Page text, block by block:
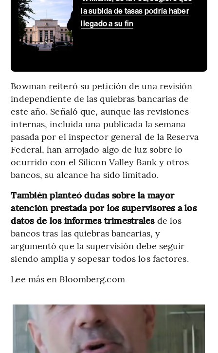
la subida de tasas podría haber
llegado a su fin
Bowman reiteró su petición de una revisión
independiente de las quiebras bancarias de
este año. Señaló que, aunque las revisiones
internas, incluida una publicada la semana
pasada por el inspector general de la Reserva
Federal, han arrojado algo de luz sobre lo
ocurrido con el Silicon Valley Bank y otros
bancos, su alcance ha sido limitado.
También planteó dudas sobre la mayor
atención prestada por los supervisores a los
datos de los informes trimestralesde los
bancos tras las quiebras bancarias, y
argumentó que la supervisión debe seguir
siendo amplia y sopesar todos los factores.
Lee más en Bloomberg.com